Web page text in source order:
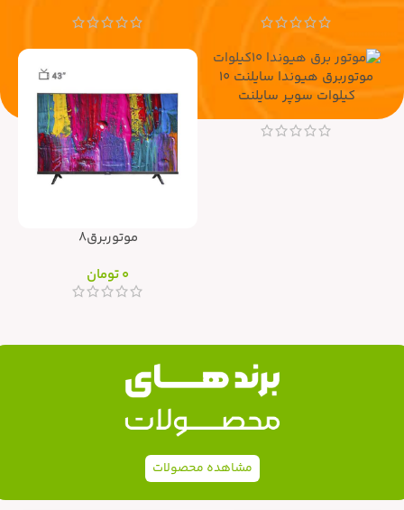
موتوربرق هیوندا سایلنت ۱۰
کیلوات سوپر سایلنت
موتوربرق8
0تومان
مشاهده محصولات